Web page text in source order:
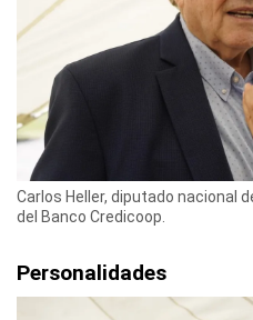
Carlos Heller, diputado nacional
del Banco Credicoop.
Personalidades